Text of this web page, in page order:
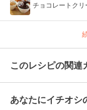
チョコレートクリ
このレシピの関連
あなたにイチオシ